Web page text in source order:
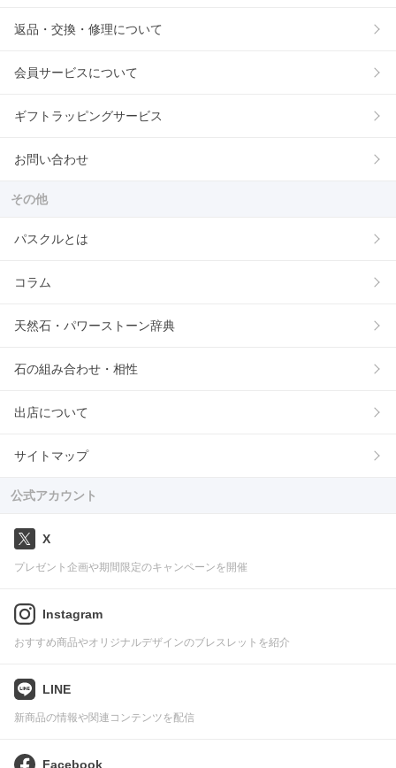
返品・交換・修理について
会員サービスについて
ギフトラッピングサービス
お問い合わせ
その他
パスクルとは
コラム
天然石・パワーストーン辞典
石の組み合わせ・相性
出店について
サイトマップ
公式アカウント
X
プレゼント企画や期間限定のキャンペーンを開催
Instagram
おすすめ商品やオリジナルデザインのブレスレットを紹介
LINE
新商品の情報や関連コンテンツを配信
Facebook